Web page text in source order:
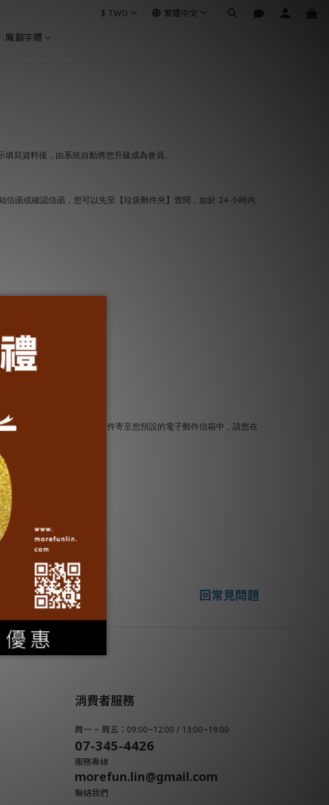
魔翻字體
$ TWD 繁體中文
寫資料後，由系統自動將您升級成為會員。
信函或確認信函，您可以先至【垃圾郵件夾】查閱，如於 24 小時內
。
，系統會自動將重設密碼信件寄至您預設的電子郵件信箱中，請您在
回常見問題
消費者服務
周一 ~ 周五：09:00~12:00 / 13:00~19:00
07-345-4426
服務專線
morefun.lin@gmail.com
聯絡我們